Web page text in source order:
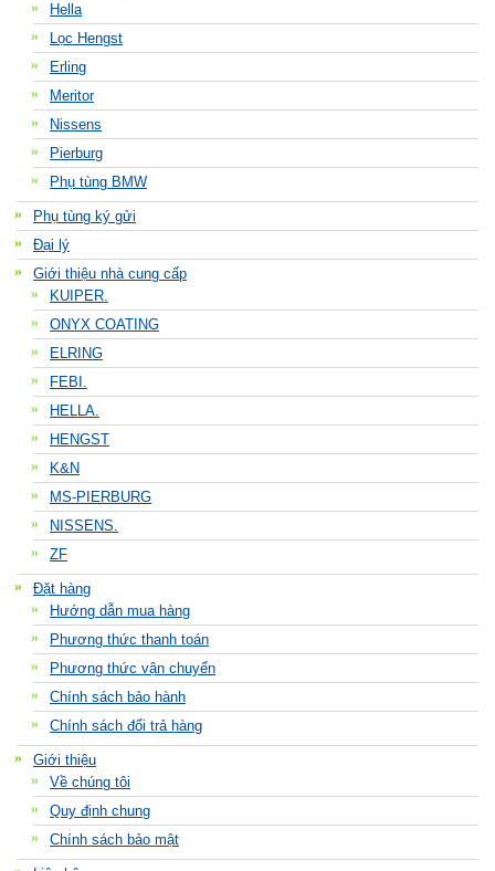
Hella
Lọc Hengst
Erling
Meritor
Nissens
Pierburg
Phụ tùng BMW
Phụ tùng ký gửi
Đại lý
Giới thiệu nhà cung cấp
KUIPER.
ONYX COATING
ELRING
FEBI.
HELLA.
HENGST
K&N
MS-PIERBURG
NISSENS.
ZF
Đặt hàng
Hướng dẫn mua hàng
Phương thức thanh toán
Phương thức vận chuyển
Chính sách bảo hành
Chính sách đổi trả hàng
Giới thiệu
Về chúng tôi
Quy định chung
Chính sách bảo mật